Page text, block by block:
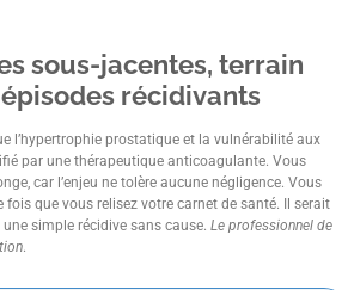
sous-jacentes, terrain
récidivants
l’hypertrophie prostatique et la vulnérabilité aux
par une thérapeutique anticoagulante. Vous
car l’enjeu ne tolère aucune négligence. Vous
fois que vous relisez votre carnet de santé. Il serait
simple récidive sans cause. Le professionnel de
.